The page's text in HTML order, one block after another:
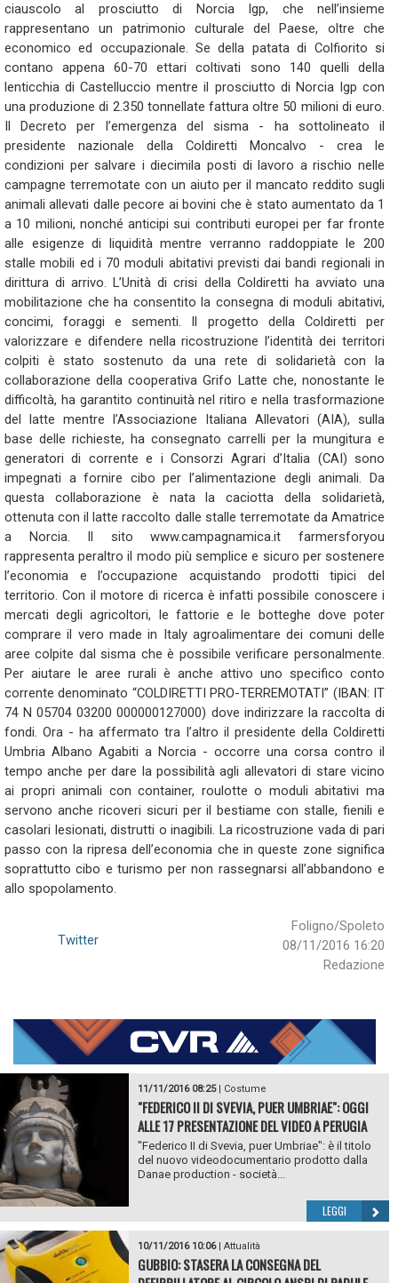
ciauscolo al prosciutto di Norcia Igp, che nell’insieme
rappresentano un patrimonio culturale del Paese, oltre che
economico ed occupazionale. Se della patata di Colfiorito si
contano appena 60-70 ettari coltivati sono 140 quelli della
lenticchia di Castelluccio mentre il prosciutto di Norcia Igp con
una produzione di 2.350 tonnellate fattura oltre 50 milioni di euro.
Il Decreto per l’emergenza del sisma - ha sottolineato il
presidente nazionale della Coldiretti Moncalvo - crea le
condizioni per salvare i diecimila posti di lavoro a rischio nelle
campagne terremotate con un aiuto per il mancato reddito sugli
animali allevati dalle pecore ai bovini che è stato aumentato da 1
a 10 milioni, nonché anticipi sui contributi europei per far fronte
alle esigenze di liquidità mentre verranno raddoppiate le 200
stalle mobili ed i 70 moduli abitativi previsti dai bandi regionali in
dirittura di arrivo. L’Unità di crisi della Coldiretti ha avviato una
mobilitazione che ha consentito la consegna di moduli abitativi,
concimi, foraggi e sementi. Il progetto della Coldiretti per
valorizzare e difendere nella ricostruzione l’identità dei territori
colpiti è stato sostenuto da una rete di solidarietà con la
collaborazione della cooperativa Grifo Latte che, nonostante le
difficoltà, ha garantito continuità nel ritiro e nella trasformazione
del latte mentre l’Associazione Italiana Allevatori (AIA), sulla
base delle richieste, ha consegnato carrelli per la mungitura e
generatori di corrente e i Consorzi Agrari d’Italia (CAI) sono
impegnati a fornire cibo per l’alimentazione degli animali. Da
questa collaborazione è nata la caciotta della solidarietà,
ottenuta con il latte raccolto dalle stalle terremotate da Amatrice
a Norcia. Il sito www.campagnamica.it farmersforyou
rappresenta peraltro il modo più semplice e sicuro per sostenere
l’economia e l’occupazione acquistando prodotti tipici del
territorio. Con il motore di ricerca è infatti possibile conoscere i
mercati degli agricoltori, le fattorie e le botteghe dove poter
comprare il vero made in Italy agroalimentare dei comuni delle
aree colpite dal sisma che è possibile verificare personalmente.
Per aiutare le aree rurali è anche attivo uno specifico conto
corrente denominato “COLDIRETTI PRO-TERREMOTATI” (IBAN: IT
74 N 05704 03200 000000127000) dove indirizzare la raccolta di
fondi. Ora - ha affermato tra l’altro il presidente della Coldiretti
Umbria Albano Agabiti a Norcia - occorre una corsa contro il
tempo anche per dare la possibilità agli allevatori di stare vicino
ai propri animali con container, roulotte o moduli abitativi ma
servono anche ricoveri sicuri per il bestiame con stalle, fienili e
casolari lesionati, distrutti o inagibili. La ricostruzione vada di pari
passo con la ripresa dell’economia che in queste zone significa
soprattutto cibo e turismo per non rassegnarsi all’abbandono e
allo spopolamento.
Foligno/Spoleto
08/11/2016 16:20
Redazione
Twitter
11/11/2016 08:25| Costume
"FEDERICO II DI SVEVIA, PUER UMBRIAE": OGGI
ALLE 17 PRESENTAZIONE DEL VIDEO A PERUGIA
"Federico II di Svevia, puer Umbriae": è il titolo
del nuovo videodocumentario prodotto dalla
Danae production - società...
LEGGI
10/11/2016 10:06| Attualità
GUBBIO: STASERA LA CONSEGNA DEL